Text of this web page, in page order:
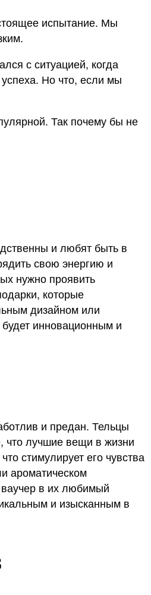
испытание. Мы
с ситуацией, когда
Но что, если мы
Так почему бы не
и любят быть в
свою энергию и
нужно проявить
которые
дизайном или
инновационным и
и предан. Тельцы
что лучшие вещи в жизни
стимулирует его чувства
ароматическом
в их любимый
и изысканным в